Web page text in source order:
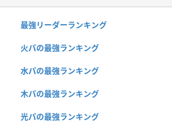
最強リーダーランキング
火パの最強ランキング
水パの最強ランキング
木パの最強ランキング
光パの最強ランキング